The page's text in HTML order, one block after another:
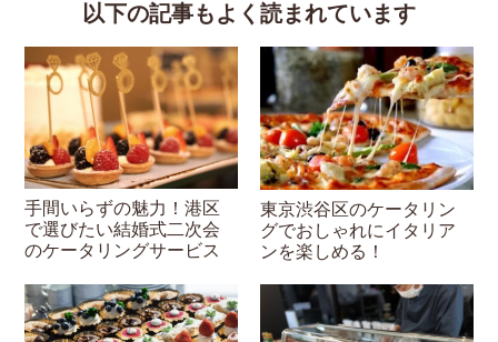
以下の記事もよく読まれています
手間いらずの魅力！港区
で選びたい結婚式二次会
のケータリングサービス
東京渋谷区のケータリン
グでおしゃれにイタリア
ンを楽しめる！